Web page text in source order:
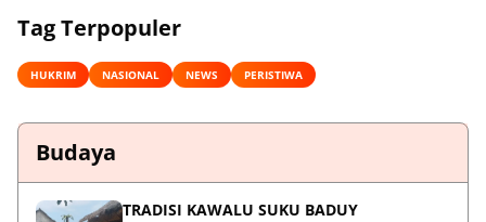
Tag Terpopuler
HUKRIM NASIONAL NEWS PERISTIWA
Budaya
TRADISI KAWALU SUKU BADUY